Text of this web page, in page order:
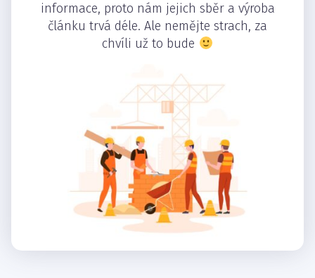
informace, proto nám jejich sběr a výroba
článku trvá déle. Ale nemějte strach, za
chvíli už to bude